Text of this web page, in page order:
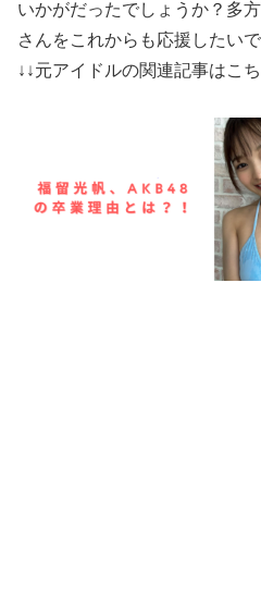
いかがだったでしょうか？多
さんをこれからも応援したいで
↓↓元アイドルの関連記事はこ